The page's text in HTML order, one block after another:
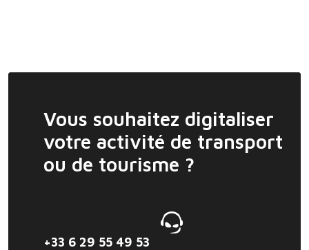
Vous souhaitez digitaliser
votre activité de transport
ou de tourisme ?
+33 6 29 55 49 53